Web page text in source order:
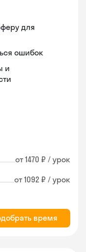
для
ошибок
и
от 1470 ₽ / урок
от 1092 ₽ / урок
время